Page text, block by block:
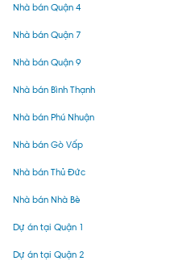
Nhà bán Quận 4
Nhà bán Quận 7
Nhà bán Quận 9
Nhà bán Bình Thạnh
Nhà bán Phú Nhuận
Nhà bán Gò Vấp
Nhà bán Thủ Đức
Nhà bán Nhà Bè
Dự án tại Quận 1
Dự án tại Quận 2